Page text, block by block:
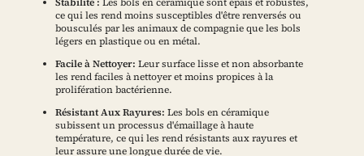
ce qui les rend moins susceptibles d'être renversés ou
bousculés par les animaux de compagnie que les bols
légers en plastique ou en métal.
Facile à Nettoyer: Leur surface lisse et non absorbante
les rend faciles à nettoyer et moins propices à la
prolifération bactérienne.
Résistant Aux Rayures: Les bols en céramique
subissent un processus d'émaillage à haute
température, ce qui les rend résistants aux rayures et
leur assure une longue durée de vie.